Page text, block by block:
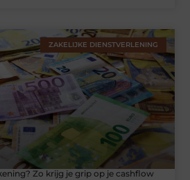
ZAKELIJKE DIENSTVERLENING
Zo krijg je grip op je cashflow